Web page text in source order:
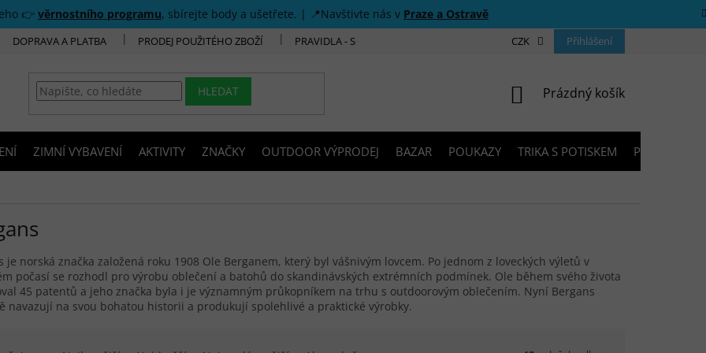
👉 věrnostního programu, sbírejte body a ušetřete. | 📍Navštivte nás v Praze a Ostravě
DOPRAVA A PLATBA PRODEJ POUŽITÉHO ZBOŽÍ PRAVIDLA - SOUTĚŽE PRODEJNY KONTAKTY
CZK Přihlášení
HLEDAT NÁKUPNÍ KOŠÍK
Prázdný košík
ZIMNÍ VYBAVENÍ AKTIVITY ZNAČKY OUTDOOR VÝPRODEJ BAZAR POUKAZY TRIKA S POTISKEM PŮJČOVNA
je norská značka založená roku 1908 Ole Berganem, který byl vášnivým lovcem. Po jednom z loveckých výletů v
počasí se rozhodl pro výrobu oblečení a batohů do skandinávských extrémních podmínek. Ole během svého života
45 patentů a jeho značka byla i je významným průkopníkem na trhu s outdoorovým oblečením. Nyní Bergans
navazují na svou bohatou historii a produkují spolehlivé a praktické výrobky.